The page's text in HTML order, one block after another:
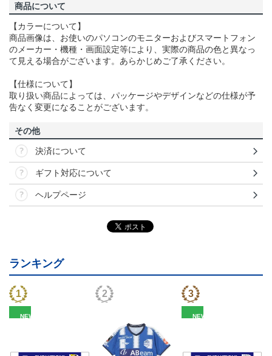
商品について
【カラーについて】
商品画像は、お使いのパソコンのモニターおよびスマートフォン
のメーカー・機種・画面設定等により、実際の商品の色と異なっ
て見える場合がございます。あらかじめご了承ください。
【仕様について】
取り扱い商品によっては、パッケージやデザインなどの仕様が予
告なく変更になることがございます。
その他
決済について
ギフト対応について
ヘルプページ
ランキング
NEW NEW